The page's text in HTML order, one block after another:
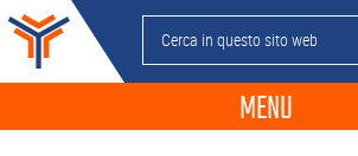
Passa
alla
navigazione
Passa
contenuto
Passa
alla
barra
Passa
piè
Cerca
in
sito
MENU